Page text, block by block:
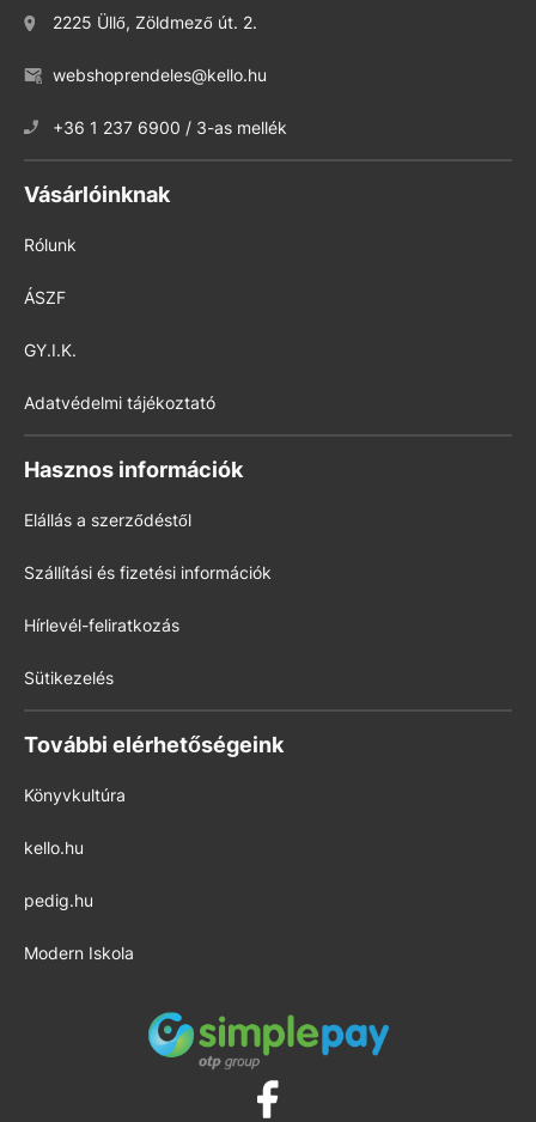
2225 Üllő, Zöldmező út. 2.
webshoprendeles@kello.hu
+36 1 237 6900 / 3-as mellék
Vásárlóinknak
Rólunk
ÁSZF
GY.I.K.
Adatvédelmi tájékoztató
Hasznos információk
Elállás a szerződéstől
Szállítási és fizetési információk
Hírlevél-feliratkozás
Sütikezelés
További elérhetőségeink
Könyvkultúra
kello.hu
pedig.hu
Modern Iskola